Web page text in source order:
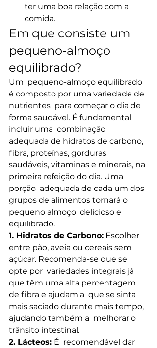
ter uma boa relação com a
comida.
Em que consiste um
pequeno-almoço
equilibrado?
Um  pequeno-almoço equilibrado
é composto por uma variedade de
nutrientes  para começar o dia de
forma saudável. É fundamental
incluir uma  combinação
adequada de hidratos de carbono,
fibra, proteínas, gorduras
saudáveis, vitaminas e minerais, na
primeira refeição do dia. Uma
porção  adequada de cada um dos
grupos de alimentos tornará o
pequeno almoço  delicioso e
equilibrado.
1. Hidratos de Carbono: Escolher
entre pão, aveia ou cereais sem
açúcar. Recomenda-se que se
opte por  variedades integrais já
que têm uma alta percentagem
de fibra e ajudam a  que se sinta
mais saciado durante mais tempo,
ajudando também a  melhorar o
trânsito intestinal.
2. Lácteos: É  recomendável dar